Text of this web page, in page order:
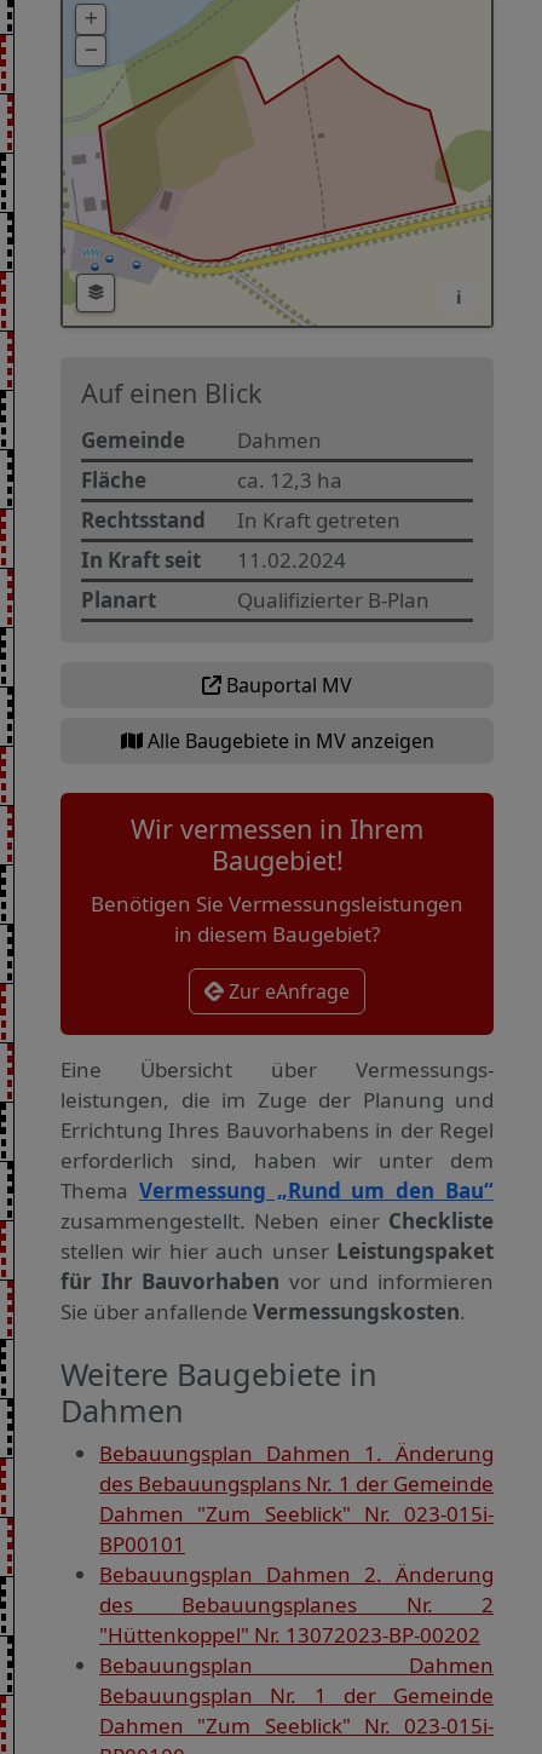
i
Auf einen Blick
Gemeinde
Dahmen
Fläche
ca. 12,3 ha
Rechtsstand
In Kraft getreten
In Kraft seit
11.02.2024
Planart
Qualifizierter B-Plan
Bauportal MV
Alle Baugebiete in MV anzeigen
Wir vermessen in Ihrem
Baugebiet!
Benötigen Sie Vermessungsleistungen
in diesem Baugebiet?
Zur eAnfrage
Eine Übersicht über Vermessungs­
leistungen, die im Zuge der Planung und
Errichtung Ihres Bauvorhabens in der Regel
erforderlich sind, haben wir unter dem
Thema Vermessung „Rund um den Bau“
zusammengestellt. Neben einer Checkliste
stellen wir hier auch unser Leistungspaket
für Ihr Bauvorhaben vor und informieren
Sie über anfallende Vermessungskosten.
Weitere Baugebiete in
Dahmen
Bebauungsplan Dahmen 1. Änderung
des Bebauungsplans Nr. 1 der Gemeinde
Dahmen "Zum Seeblick" Nr. 023-015i-
BP00101
Bebauungsplan Dahmen 2. Änderung
des Bebauungsplanes Nr. 2
"Hüttenkoppel" Nr. 13072023-BP-00202
Bebauungsplan Dahmen
Bebauungsplan Nr. 1 der Gemeinde
Dahmen "Zum Seeblick" Nr. 023-015i-